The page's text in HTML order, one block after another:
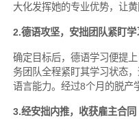
大化发挥她的专业优势，让
2.德语攻坚，安拙团队紧盯学
确定目标后，德语学习便提
务团队全程紧盯其学习状态
语言能力。经过8个月的脱产
3.经安拙内推，收获雇主合同